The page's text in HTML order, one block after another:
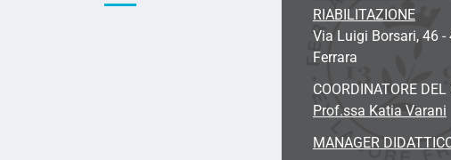
RIABILITAZIONE
Via Luigi Borsari, 46 -
Ferrara
COORDINATORE DEL
Prof.ssa Katia Varani
MANAGER